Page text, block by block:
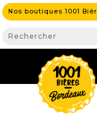
Nos boutiques 1001